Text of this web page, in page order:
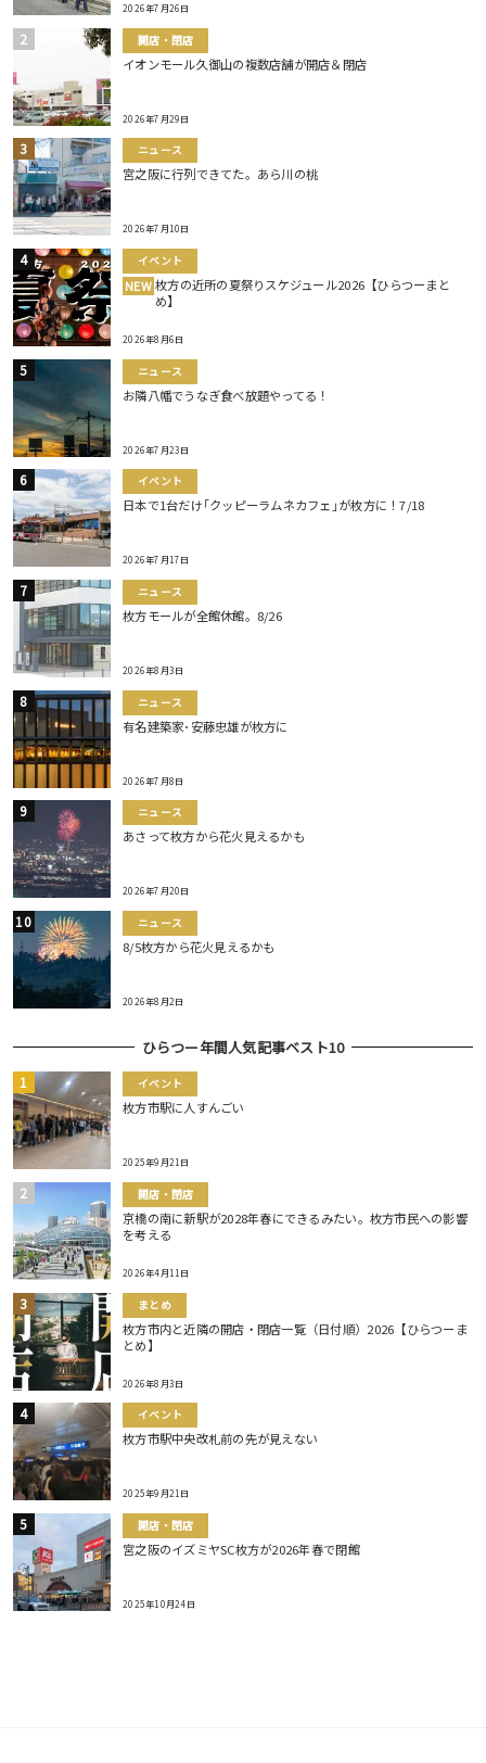
2026年7月26日
開店・閉店
イオンモール久御山の複数店舗が開店＆閉店
2026年7月29日
ニュース
宮之阪に行列できてた。あら川の桃
2026年7月10日
イベント
NEW 枚方の近所の夏祭りスケジュール2026【ひらつーまと
め】
2026年8月6日
ニュース
お隣八幡でうなぎ食べ放題やってる！
2026年7月23日
イベント
日本で1台だけ｢クッピーラムネカフェ｣が枚方に！7/18
2026年7月17日
ニュース
枚方モールが全館休館。8/26
2026年8月3日
ニュース
有名建築家･安藤忠雄が枚方に
2026年7月8日
ニュース
あさって枚方から花火見えるかも
2026年7月20日
ニュース
8/5枚方から花火見えるかも
2026年8月2日
ひらつー年間人気記事ベスト10
イベント
枚方市駅に人すんごい
2025年9月21日
開店・閉店
京橋の南に新駅が2028年春にできるみたい。枚方市民への影響
を考える
2026年4月11日
まとめ
枚方市内と近隣の開店・閉店一覧（日付順）2026【ひらつーま
とめ】
2026年8月3日
イベント
枚方市駅中央改札前の先が見えない
2025年9月21日
開店・閉店
宮之阪のイズミヤSC枚方が2026年春で閉館
2025年10月24日